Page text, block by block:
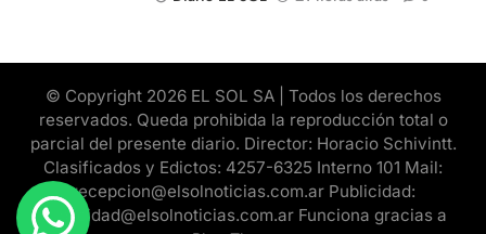
© Copyright 2026 EL SOL SA | Todos los derechos
reservados. Queda prohibida la reproducción total o
parcial del presente diario. Director: Horacio Schivintt.
Clasificados y Edictos: 4257-6325 Interno 101 Mail:
recepcion@elsolnoticias.com.ar Publicidad:
publicidad@elsolnoticias.com.ar Funciona gracias a